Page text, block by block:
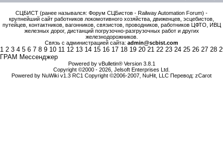
СЦБИСТ (ранее назывался: Форум СЦБистов - Railway Automation Forum) -
крупнейший сайт работников локомотивного хозяйства, движенцев, эсцебистов,
путейцев, контактников, вагонников, связистов, проводников, работников ЦФТО, ИВЦ
железных дорог, дистанций погрузочно-разгрузочных работ и других
железнодорожников.
Связь с администрацией сайта: admin@scbist.com
1 2 3 4 5 6 7 8 9 10 11 12 13 14 15 16 17 18 19 20 21 22 23 24 25 26 27 28
ГРАМ Мессенджер
Powered by vBulletin® Version 3.8.1
Copyright ©2000 - 2026, Jelsoft Enterprises Ltd.
Powered by NuWiki v1.3 RC1 Copyright ©2006-2007, NuHit, LLC Перевод: zCarot